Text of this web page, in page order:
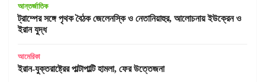
আন্তর্জাতিক
ট্রাম্পের সঙ্গে পৃথক বৈঠক জেলেনস্কি ও নেতানিয়াহুর, আলোচনায় ইউক্রেন ও
ইরান যুদ্ধ
আমেরিকা
ইরান-যুক্তরাষ্ট্রের পাল্টাপাল্টি হামলা, ফের উত্তেজনা